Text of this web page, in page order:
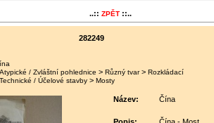
..:: ZPĚT ::..
282249
Atypické / Zvláštní pohlednice > Různý tvar> Rozkládací
Technické / Účelové stavby> Mosty
Název: Čína